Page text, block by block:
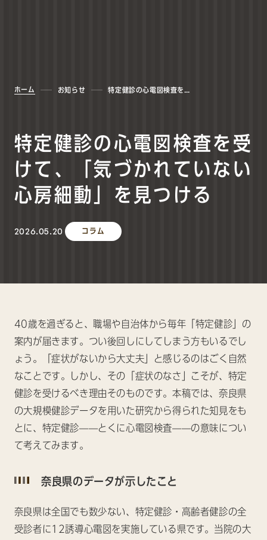
ホーム お知らせ
特定健診の心電図検査を受
けて、「気づかれていない
心房細動」を見つける
2026.05.20 コラム
40歳を過ぎると、職場や自治体から毎年「特定健診」の
案内が届きます。つい後回しにしてしまう方もいるでし
ょう。「症状がないから大丈夫」と感じるのはごく自然
なことです。しかし、その「症状のなさ」こそが、特定
健診を受けるべき理由そのものです。本稿では、奈良県
の大規模健診データを用いた研究から得られた知見をも
とに、特定健診——とくに心電図検査——の意味につい
て考えてみます。
奈良県のデータが示したこと
奈良県は全国でも数少ない、特定健診・高齢者健診の全
受診者に12誘導心電図を実施している県です。当院の大